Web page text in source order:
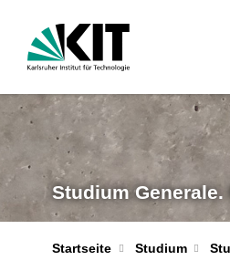
Studium
Startseite Studium